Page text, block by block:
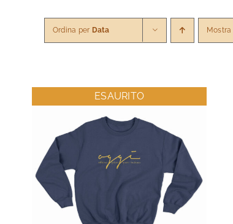
Ordina per Data Mostra
ESAURITO